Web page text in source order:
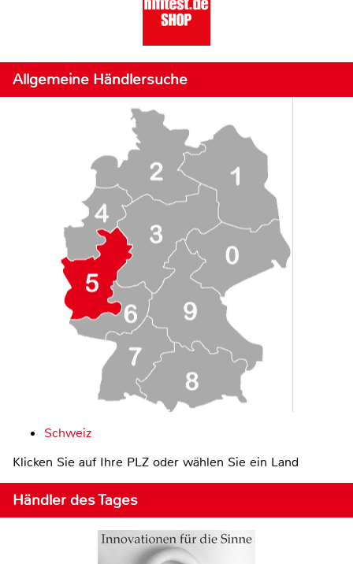
Allgemeine Händlersuche
Schweiz
Klicken Sie auf Ihre PLZ oder wählen Sie ein Land
Händler des Tages